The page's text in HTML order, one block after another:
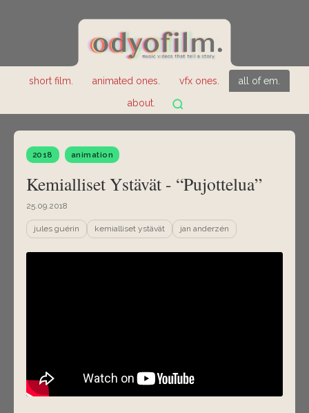
short film. animated ones. vfx ones.
all of em.
about.
2018 animation
Kemialliset Ystävät - “Pujottelua”
25.09.2018
jules guérin kemialliset ystävät jan anderzén